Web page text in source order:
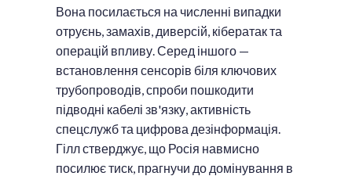
Вона посилається на численні випадки
отруєнь, замахів, диверсій, кібератак та
операцій впливу. Серед іншого —
встановлення сенсорів біля ключових
трубопроводів, спроби пошкодити
підводні кабелі зв'язку, активність
спецслужб та цифрова дезінформація.
Гілл стверджує, що Росія навмисно
посилює тиск, прагнучи до домінування в